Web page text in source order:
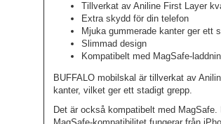
Tillverkat av Aniline First Layer
Extra skydd för din telefon
Mjuka gummerade kanter ger ett
Slimmad design
Kompatibelt med MagSafe-
BUFFALO mobilskal är tillverkat av
kanter, vilket ger ett stadigt grepp.
Det är också kompatibelt med